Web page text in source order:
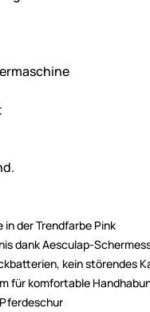
der Trendfarbe Pink
dank Aesculap-
kein störendes
für komfortable